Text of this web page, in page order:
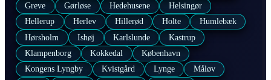
Greve
Gørløse Hedehusene
Helsingør
Hellerup
Herlev Hillerød Holte
Humlebæk
Hørsholm
Ishøj Karlslunde
Kastrup
Klampenborg
Kokkedal
København
Kongens Lyngby
Kvistgård Lynge
Måløv